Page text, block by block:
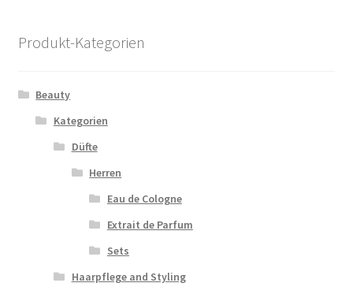
Produkt-Kategorien
Beauty
Kategorien
Düfte
Herren
Eau de Cologne
Extrait de Parfum
Sets
Haarpflege and Styling